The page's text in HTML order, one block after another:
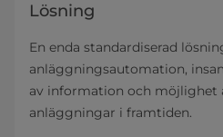
Lösning
En enda standardiserad
anläggningsautomation,
av information och möjlighet
anläggningar i framtiden.